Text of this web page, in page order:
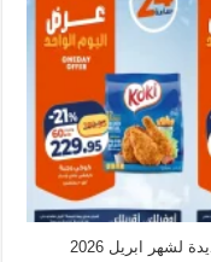
عروض نت تقدم لكم عروض كازيون اليوم الجديدة لشهر ابريل 2026